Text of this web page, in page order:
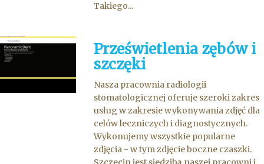
Takiego...
Prześwietlenia zębów i
szczęki
Nasza pracownia radiologii
stomatologicznej oferuje szeroki zakres
usług w zakresie wykonywania zdjęć dla
celów leczniczych i diagnostycznych.
Wykonujemy wszystkie popularne
zdjęcia - w tym zdjęcie boczne czaszki.